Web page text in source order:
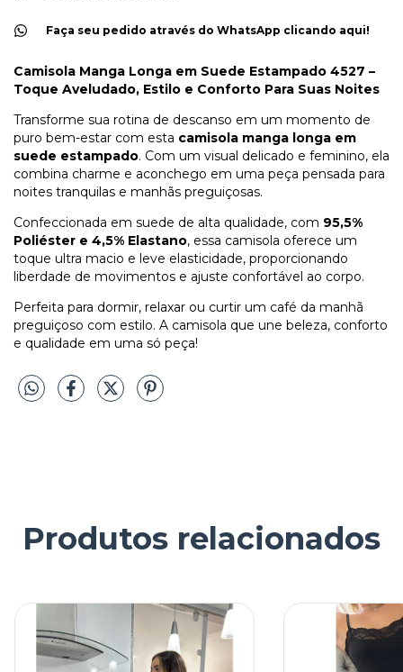
Faça seu pedido através do WhatsApp clicando aqui!
Camisola Manga Longa em Suede Estampado 4527 –
Toque Aveludado, Estilo e Conforto Para Suas Noites
Transforme sua rotina de descanso em um momento de
puro bem-estar com esta camisola manga longa em
suede estampado. Com um visual delicado e feminino, ela
combina charme e aconchego em uma peça pensada para
noites tranquilas e manhãs preguiçosas.
Confeccionada em suede de alta qualidade, com 95,5%
Poliéster e 4,5% Elastano, essa camisola oferece um
toque ultra macio e leve elasticidade, proporcionando
liberdade de movimentos e ajuste confortável ao corpo.
Perfeita para dormir, relaxar ou curtir um café da manhã
preguiçoso com estilo. A camisola que une beleza, conforto
e qualidade em uma só peça!
Produtos relacionados